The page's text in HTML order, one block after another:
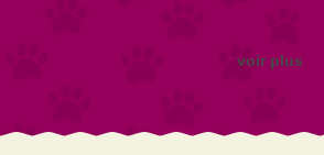
voir plus